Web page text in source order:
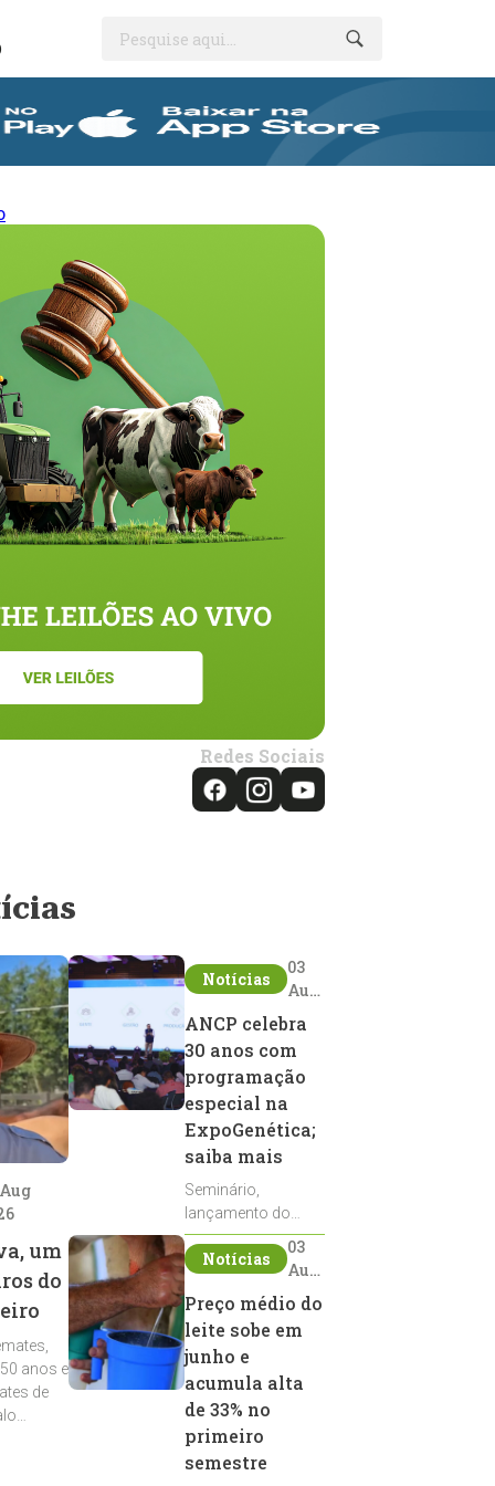
Pesquise aqui...
Redes Sociais
um
do
anos e
de
Notícias
03
Aug
ANCP celebra
30 anos com
programação
especial na
ExpoGenética;
saiba mais
Seminário,
lançamento do
Sumário de Touros,
debates, podcast,
reprodutores e
homenagens
integram a
programação da
entidade durante a
ExpoGenética 2026
Notícias
03
Aug
2026
Preço médio do
leite sobe em
junho e
acumula alta
de 33% no
primeiro
semestre